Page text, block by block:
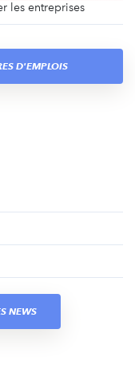
les entreprises
D'EMPLOIS
NEWS